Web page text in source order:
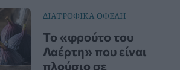
ΔΙΑΤΡΟΦΙΚΑ ΟΦΕΛΗ
Το «φρούτο του
Λαέρτη» που είναι
πλούσιο σε